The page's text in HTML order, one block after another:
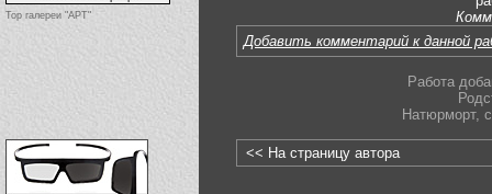
Top галереи "АРТ"
Добавить комментарий к данной
Работа
Натюрморт,
<< На страницу автора